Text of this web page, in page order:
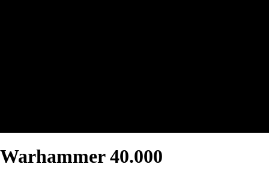
Warhammer 40.000